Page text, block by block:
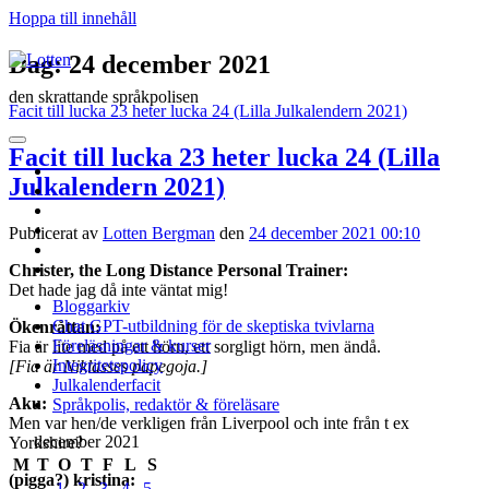
Hoppa till innehåll
Lotten
den skrattande språkpolisen
öppna
primär
meny
twitter
facebook
linkedin
e-
post
Bloggarkiv
Chat GPT-utbildning för de skeptiska tvivlarna
Föreläsningar & kurser
Integritetspolicy
Julkalenderfacit
Språkpolis, redaktör & föreläsare
Sidopanel
december 2021
M T O T F L
S
Dag:24 december 2021
Facit till lucka 23 heter lucka 24 (Lilla Julkalendern 2021)
Facit till lucka 23 heter lucka 24 (Lilla
Julkalendern 2021)
Publicerat av Lotten Bergman den 24 december 2021 00:10
Christer, the Long Distance Personal Trainer:
Det hade jag då inte väntat mig!
Ökenråttan:
Fia är lite med på ett hörn, ett sorgligt hörn, men ändå.
[Fia är Niklasses papegoja.]
Aku:
Men var hen/de verkligen från Liverpool och inte från t ex
Yorkshire?
(pigga?) kristina: